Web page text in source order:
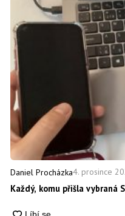
Daniel Procházka4. prosince
Každý, komu přišla